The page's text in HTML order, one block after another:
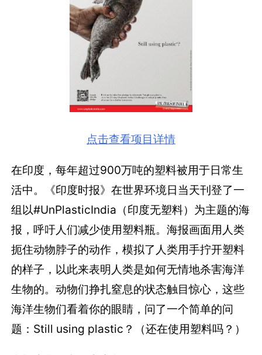
点击查看项目详情
在印度，每年超过900万吨的塑料被用于日常生
活中。《印度时报》在世界环境日当天刊登了一
组以#UnPlasticIndia（印度无塑料）为主题的海
报，呼吁人们减少使用塑料瓶。海报画面用人类
扼住动物脖子的动作，模拟了人类用手拧开塑料
的样子，以此来表明人类是如何无情地杀害海洋
生物的。动物们挣扎窒息的状态触目惊心，这些
海洋生物们看着你的眼睛，问了一个简单的问
题：Still using plastic？（还在使用塑料吗？）